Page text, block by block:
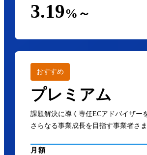
3.19%～
おすすめ
プレミアム
課題解決に導く専任ECアドバイザー
さらなる事業成長を目指す事業者さ
月額